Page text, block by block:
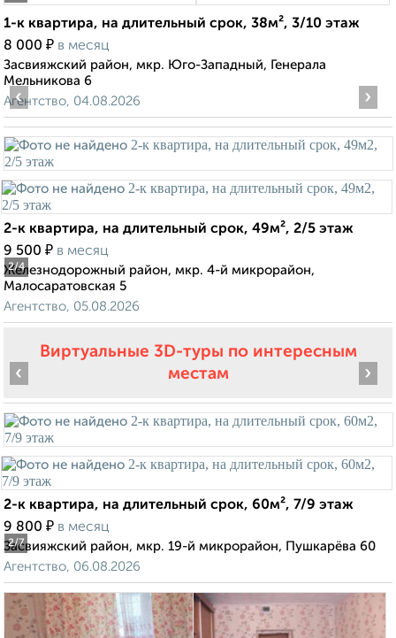
1-к квартира, на длительный срок, 38м², 3/10 этаж
8 000 ₽ в месяц
Засвияжский район, мкр. Юго-Западный, Генерала
Мельникова 6
Агентство, 04.08.2026
2/4
‹ ›
2-к квартира, на длительный срок, 49м², 2/5 этаж
9 500 ₽ в месяц
Железнодорожный район, мкр. 4-й микрорайон,
Малосаратовская 5
Агентство, 05.08.2026
Виртуальные 3D-туры по интересным
местам
2/7
‹ ›
2-к квартира, на длительный срок, 60м², 7/9 этаж
9 800 ₽ в месяц
Засвияжский район, мкр. 19-й микрорайон, Пушкарёва 60
Агентство, 06.08.2026